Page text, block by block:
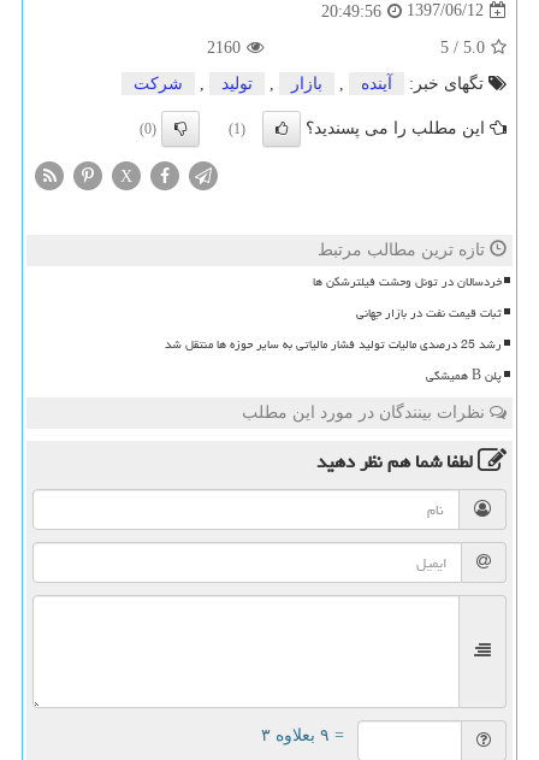
1397/06/12
20:49:56
5.0
/
5
2160
تگهای خبر:
آینده , بازار , تولید , شركت
این مطلب را می پسندید؟ (1)
(0)
X
تازه ترین مطالب مرتبط
خردسالان در تونل وحشت فیلترشکن ها
ثبات قیمت نفت در بازار جهانی
رشد 25 درصدی مالیات تولید فشار مالیاتی به سایر حوزه ها منتقل شد
پلن B همیشگی
نظرات بینندگان در مورد این مطلب
لطفا شما همنظر دهید
= ۹ بعلاوه ۳